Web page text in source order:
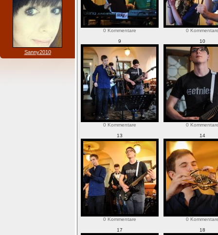
0 Kommentare
0
9
0 Kommentare
10
0
13
0 Kommentare
14
0
17
18
Sanny2010